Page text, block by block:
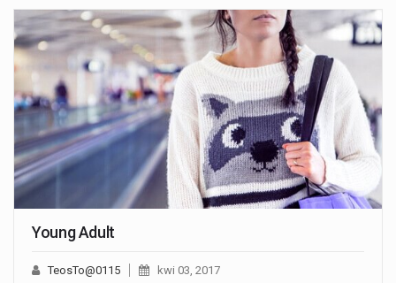
Young Adult
TeosTo@0115 kwi 03, 2017